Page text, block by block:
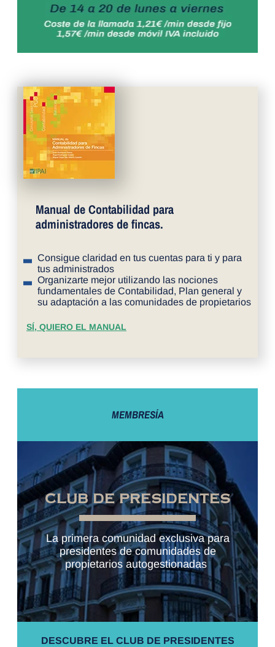
Manual de Contabilidad para
administradores de fincas.
Consigue claridad en tus cuentas para ti y para
tus administrados
Organizarte mejor utilizando las nociones
fundamentales de Contabilidad, Plan general y
su adaptación a las comunidades de propietarios
SÍ, QUIERO EL MANUAL
MEMBRESÍA
CLUB DE PRESIDENTES
La primera comunidad exclusiva para
presidentes de comunidades de
propietarios autogestionadas
DESCUBRE EL CLUB DE PRESIDENTES